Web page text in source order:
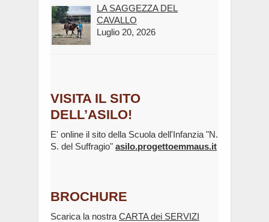
LA SAGGEZZA DEL
CAVALLO
Luglio 20, 2026
VISITA IL SITO
DELL’ASILO!
E' online il sito della Scuola dell'Infanzia "N.
S. del Suffragio" asilo.progettoemmaus.it
BROCHURE
Scarica la nostra CARTA dei SERVIZI